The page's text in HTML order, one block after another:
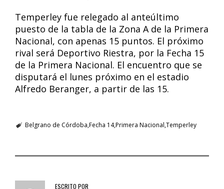
Temperley fue relegado al anteúltimo
puesto de la tabla de la Zona A de la Primera
Nacional, con apenas 15 puntos. El próximo
rival será Deportivo Riestra, por la Fecha 15
de la Primera Nacional. El encuentro que se
disputará el lunes próximo en el estadio
Alfredo Beranger, a partir de las 15.
Belgrano de Córdoba Fecha 14Primera Nacional Temperley
ESCRITO POR